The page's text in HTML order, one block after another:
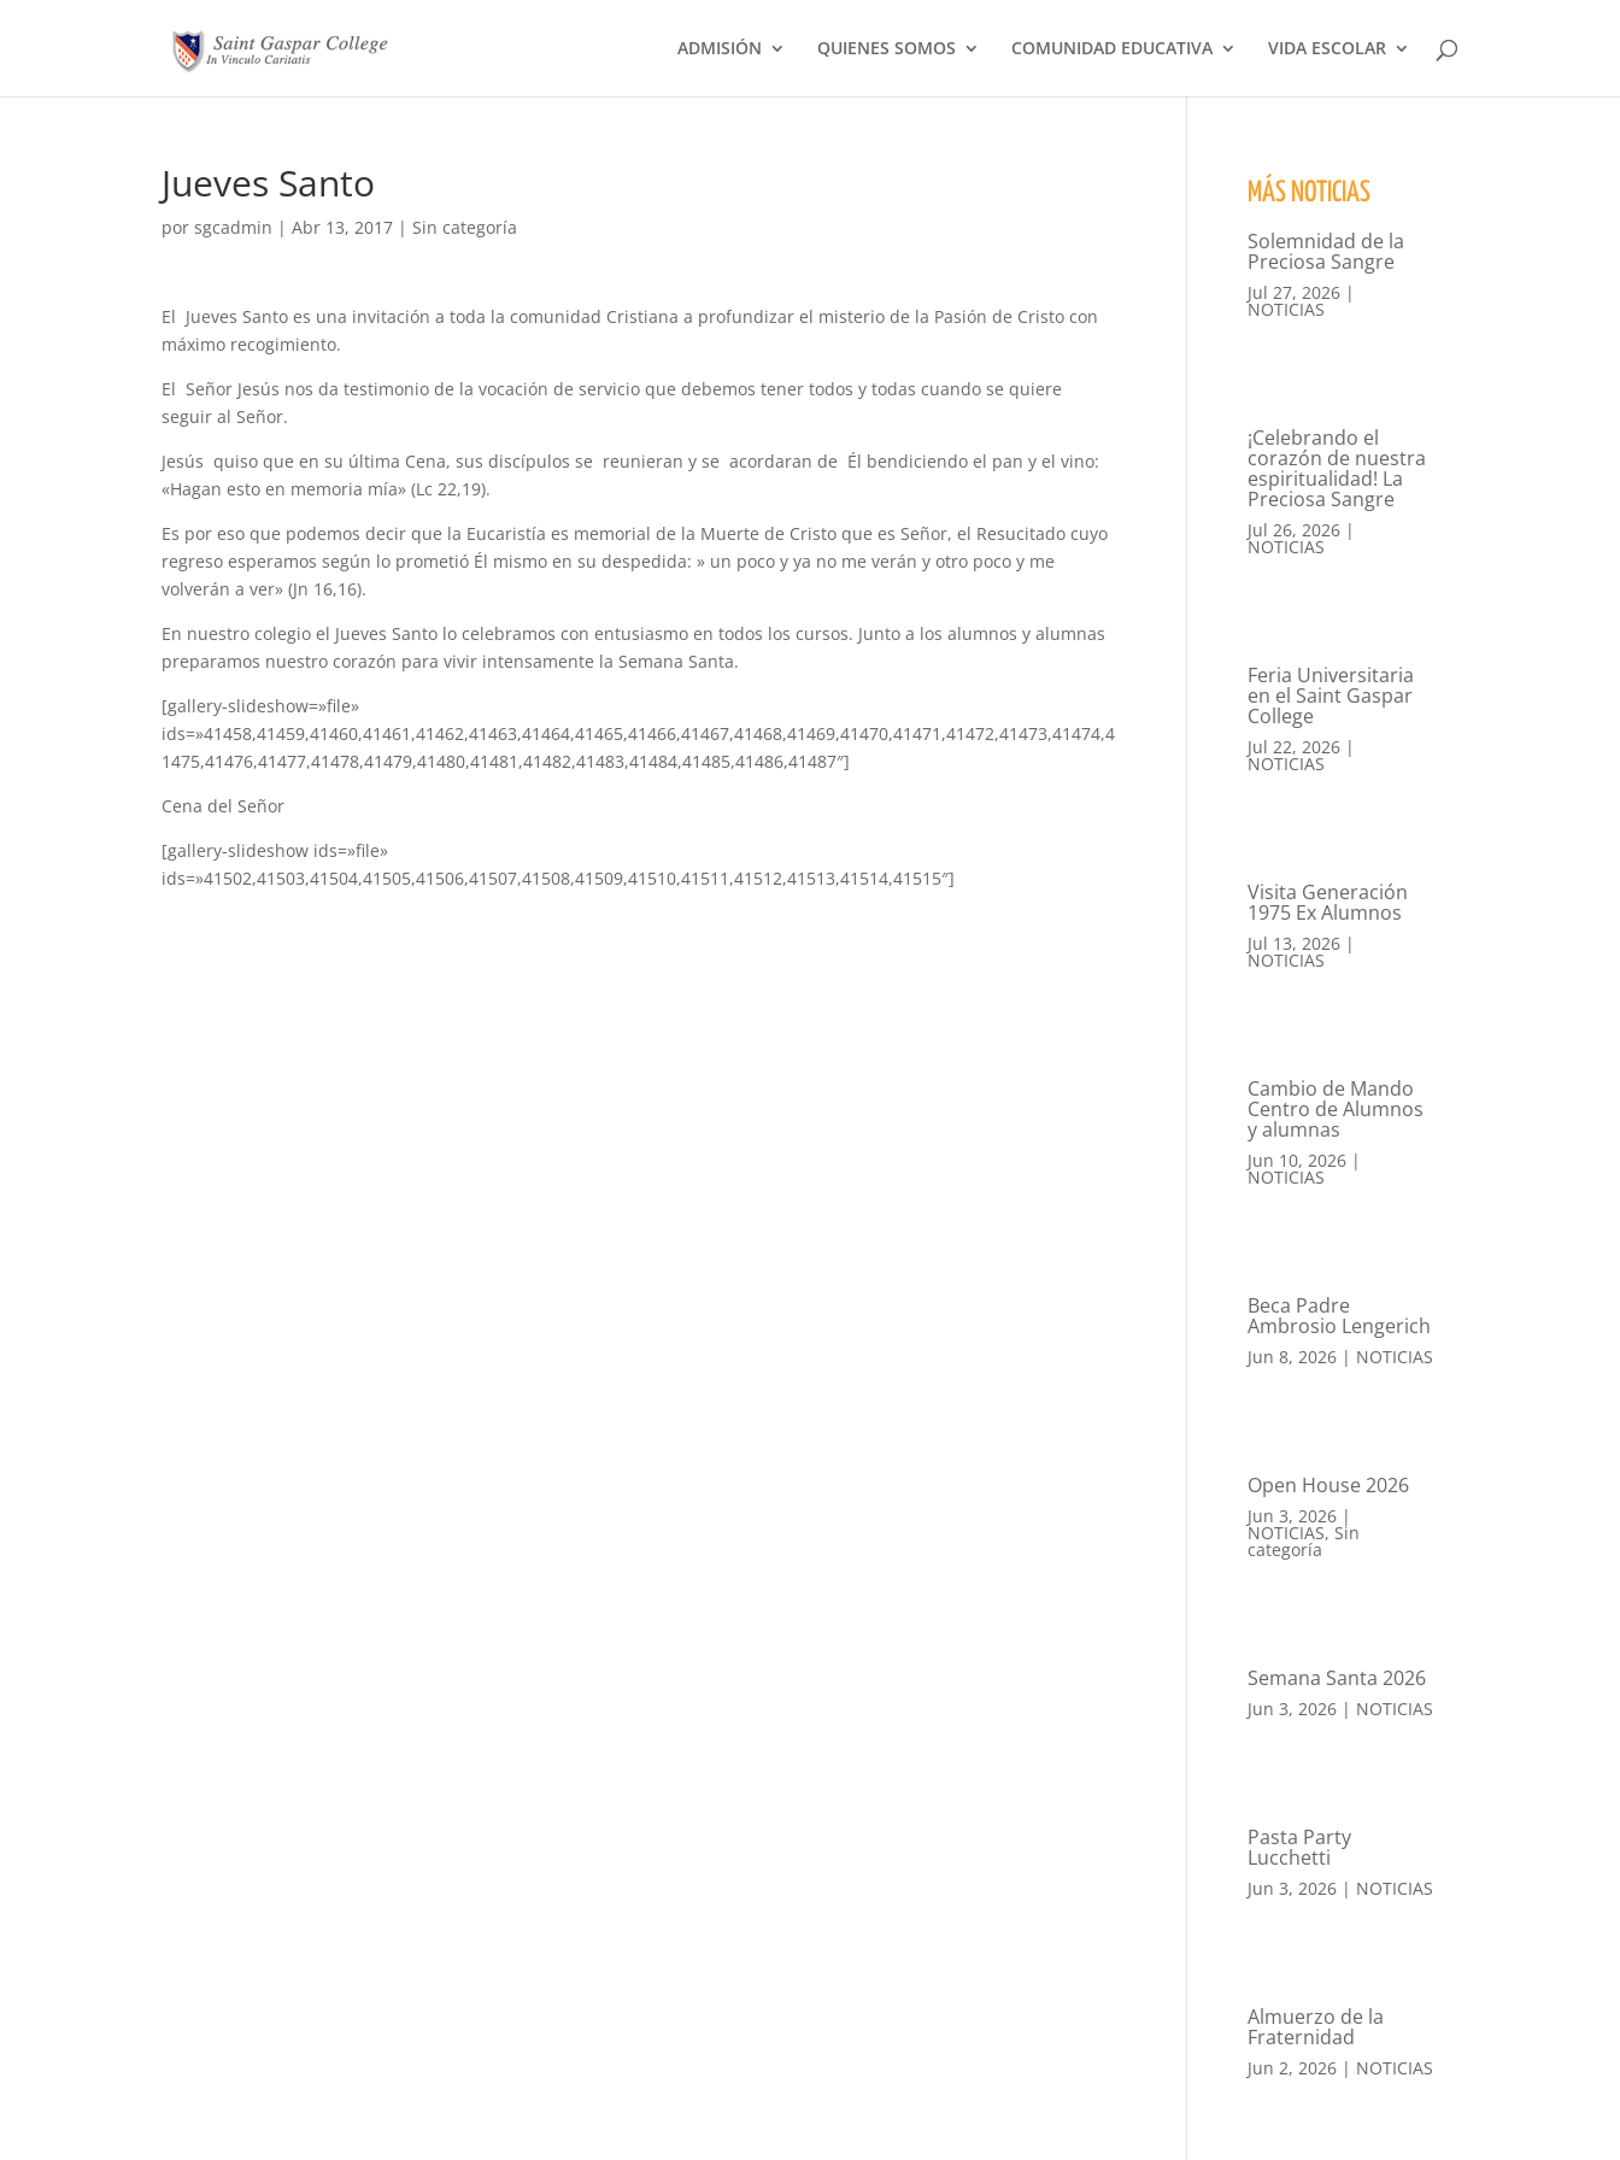
ADMISIÓN QUIENES SOMOS COMUNIDAD EDUCATIVA VIDA ESCOLAR
Jueves Santo
porsgcadmin |Abr 13, 2017 |Sin categoría
El Jueves Santo es una invitación a toda la comunidad Cristiana a profundizar el misterio de la Pasión de Cristo con
máximo recogimiento.
El Señor Jesús nos da testimonio de la vocación de servicio que debemos tener todos y todas cuando se quiere
seguir al Señor.
Jesús quiso que en su última Cena, sus discípulos se reunieran y se acordaran de Él bendiciendo el pan y el vino:
«Hagan esto en memoria mía» (Lc 22,19).
Es por eso que podemos decir que la Eucaristía es memorial de la Muerte de Cristo que es Señor, el Resucitado cuyo
regreso esperamos según lo prometió Él mismo en su despedida: » un poco y ya no me verán y otro poco y me
volverán a ver» (Jn 16,16).
En nuestro colegio el Jueves Santo lo celebramos con entusiasmo en todos los cursos. Junto a los alumnos y alumnas
preparamos nuestro corazón para vivir intensamente la Semana Santa.
[gallery-slideshow=»file»
ids=»41458,41459,41460,41461,41462,41463,41464,41465,41466,41467,41468,41469,41470,41471,41472,41473,41474,4
1475,41476,41477,41478,41479,41480,41481,41482,41483,41484,41485,41486,41487″]
Cena del Señor
[gallery-slideshow ids=»file»
ids=»41502,41503,41504,41505,41506,41507,41508,41509,41510,41511,41512,41513,41514,41515″]
MÁS NOTICIAS
Solemnidad de la
Preciosa Sangre
Jul 27, 2026|
NOTICIAS
¡Celebrando el
corazón de nuestra
espiritualidad! La
Preciosa Sangre
Jul 26, 2026|
NOTICIAS
Feria Universitaria
en el Saint Gaspar
College
Jul 22, 2026|
NOTICIAS
Visita Generación
1975 Ex Alumnos
Jul 13, 2026|
NOTICIAS
Cambio de Mando
Centro de Alumnos
y alumnas
Jun 10, 2026|
NOTICIAS
Beca Padre
Ambrosio Lengerich
Jun 8, 2026| NOTICIAS
Open House 2026
Jun 3, 2026|
NOTICIAS, Sin
categoría
Semana Santa 2026
Jun 3, 2026| NOTICIAS
Pasta Party
Lucchetti
Jun 3, 2026| NOTICIAS
Almuerzo de la
Fraternidad
Jun 2, 2026| NOTICIAS